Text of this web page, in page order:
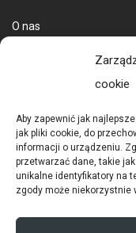
cookie
Aby zapewnić jak
jak pliki cookie, do
informacji o urządzeniu.
przetwarzać dane, takie
unikalne identyfikatory na
zgody może niekorzystnie
O nas
Dostawa towarów